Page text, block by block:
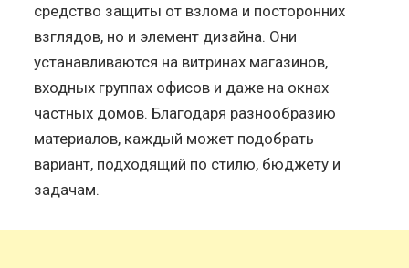
средство защиты от взлома и посторонних
взглядов, но и элемент дизайна. Они
устанавливаются на витринах магазинов,
входных группах офисов и даже на окнах
частных домов. Благодаря разнообразию
материалов, каждый может подобрать
вариант, подходящий по стилю, бюджету и
задачам.